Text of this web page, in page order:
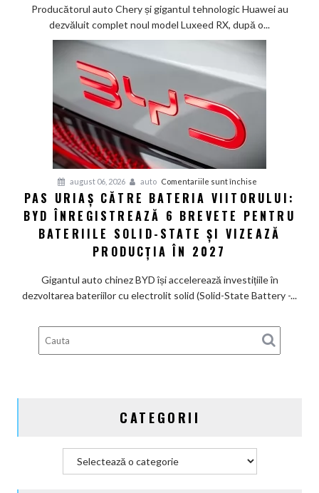
creat
un
585
și
poartă
nume
Producătorul auto Chery și gigantul tehnologic Huawei au
dezvăluit complet noul model Luxeed RX, după o...
august 06, 2026 auto Comentariile sunt închise
Pas
uriaș
către
BYD
pentru
bateriile
în
PAS URIAȘ CĂTRE BATERIA VIITORULUI:
BYD ÎNREGISTREAZĂ 6 BREVETE PENTRU
BATERIILE SOLID-STATE ȘI VIZEAZĂ
PRODUCȚIA ÎN 2027
Gigantul auto chinez BYD își accelerează investițiile în
dezvoltarea bateriilor cu electrolit solid (Solid-State Battery -...
CATEGORII